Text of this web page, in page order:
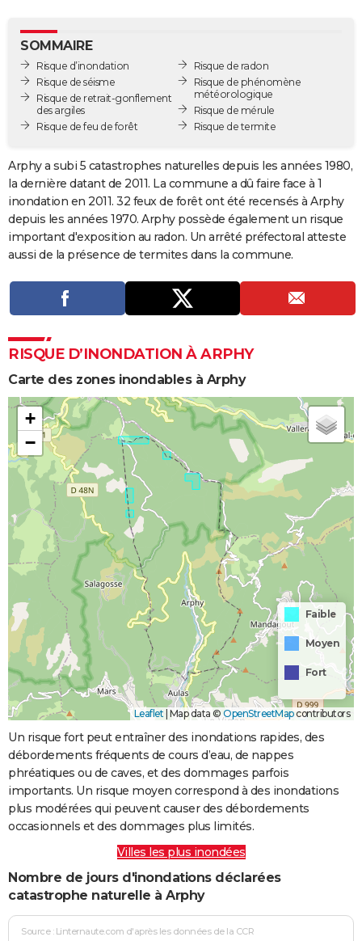
GUIDES D'ACHAT
BONS PLANS
CARTE DE VOEUX
Dictionnaire
Biographies
Citations
Expressions
Proverbes
PROGRAMME TV
COPAINS D'AVANT
S'inscrire
Se connecter
Lycées
Collèges
Primaires
Universités
Entreprises
Service militaire
Avis de recherche
AVIS DE DÉCÈS
FORUM
Lifestyle
Sport
Television
Cinema
SOMMAIRE
Risque d’inondation
Risque de séisme
Risque de retrait-gonflement
des argiles
Risque de feu de forêt
Risque de radon
Risque de phénomène
météorologique
Risque de mérule
Risque de termite
Arphy a subi 5 catastrophes naturelles depuis les années 1980,
la dernière datant de 2011. La commune a dû faire face à 1
inondation en 2011. 32 feux de forêt ont été recensés à Arphy
depuis les années 1970. Arphy possède également un risque
important d'exposition au radon. Un arrêté préfectoral atteste
aussi de la présence de termites dans la commune.
RISQUE D’INONDATION À ARPHY
Carte des zones inondables à Arphy
+
−
Faible
Moyen
Fort
Leaflet Map data © OpenStreetMapcontributors
Un risque fort peut entraîner des inondations rapides, des
débordements fréquents de cours d’eau, de nappes
phréatiques ou de caves, et des dommages parfois
importants. Un risque moyen correspond à des inondations
plus modérées qui peuvent causer des débordements
occasionnels et des dommages plus limités.
Villes les plus inondées
Nombre de jours d'inondations déclarées
catastrophe naturelle à Arphy
Source : Linternaute.com d'après les données de la CCR